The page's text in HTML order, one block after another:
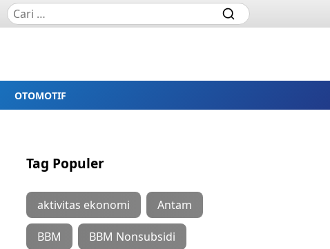
OTOMOTIF
Tag Populer
aktivitas ekonomi Antam
BBM BBM Nonsubsidi